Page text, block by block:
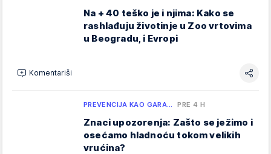
Na + 40 teško je i njima: Kako se
rashlađuju životinje u Zoo vrtovima
u Beogradu, i Evropi
Komentariši
PREVENCIJA KAO GARA… PRE 4 H
Znaci upozorenja: Zašto se ježimo i
osećamo hladnoću tokom velikih
vrućina?